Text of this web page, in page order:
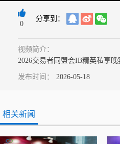
0
分享到：
视频简介：
2026交易者同盟会IB精英私享
发布时间： 2026-05-18
相关新闻